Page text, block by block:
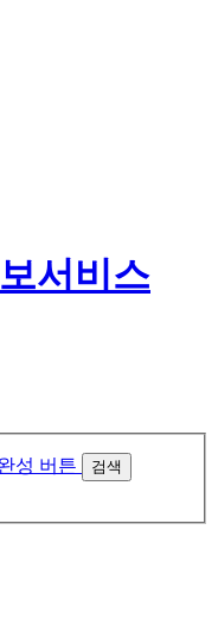
검색